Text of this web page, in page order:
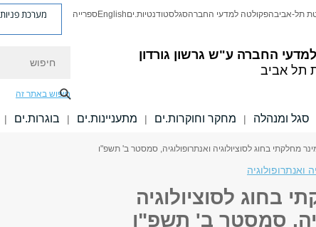
החברה ע"ש גרשון גורדון
תל אביב
תל-אביבהפקולטה למדעי החברהסגלסטודנטיות.יםEnglishספרייה מערכת פניות
חיפוש באתר זה
סגל ומנהלה | מחקר וחוקרות.ים | מתעניינות.ים | בוגרות.ים |
מחלקתי בחוג לסוציולוגיה ואנתרופולוגיה, סמסטר ב' תשפ"ו
ואנתרופולוגיה
בחוג לסוציולוגיה
סמסטר ב' תשפ"ו